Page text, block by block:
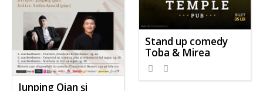
Stand up comedy
Toba & Mirea
Junping Qian și